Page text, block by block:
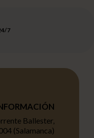
7
Ballester,
(Salamanca)